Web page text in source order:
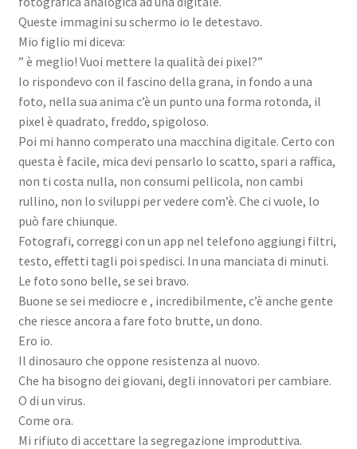
Queste immagini su schermo io le detestavo.
Mio figlio mi diceva:
” è meglio! Vuoi mettere la qualità dei pixel?”
Io rispondevo con il fascino della grana, in fondo a una
foto, nella sua anima c’è un punto una forma rotonda, il
pixel è quadrato, freddo, spigoloso.
Poi mi hanno comperato una macchina digitale. Certo con
questa è facile, mica devi pensarlo lo scatto, spari a raffica,
non ti costa nulla, non consumi pellicola, non cambi
rullino, non lo sviluppi per vedere com’è. Che ci vuole, lo
può fare chiunque.
Fotografi, correggi con un app nel telefono aggiungi filtri,
testo, effetti tagli poi spedisci. In una manciata di minuti.
Le foto sono belle, se sei bravo.
Buone se sei mediocre e , incredibilmente, c’è anche gente
che riesce ancora a fare foto brutte, un dono.
Ero io.
Il dinosauro che oppone resistenza al nuovo.
Che ha bisogno dei giovani, degli innovatori per cambiare.
O di un virus.
Come ora.
Mi rifiuto di accettare la segregazione improduttiva.